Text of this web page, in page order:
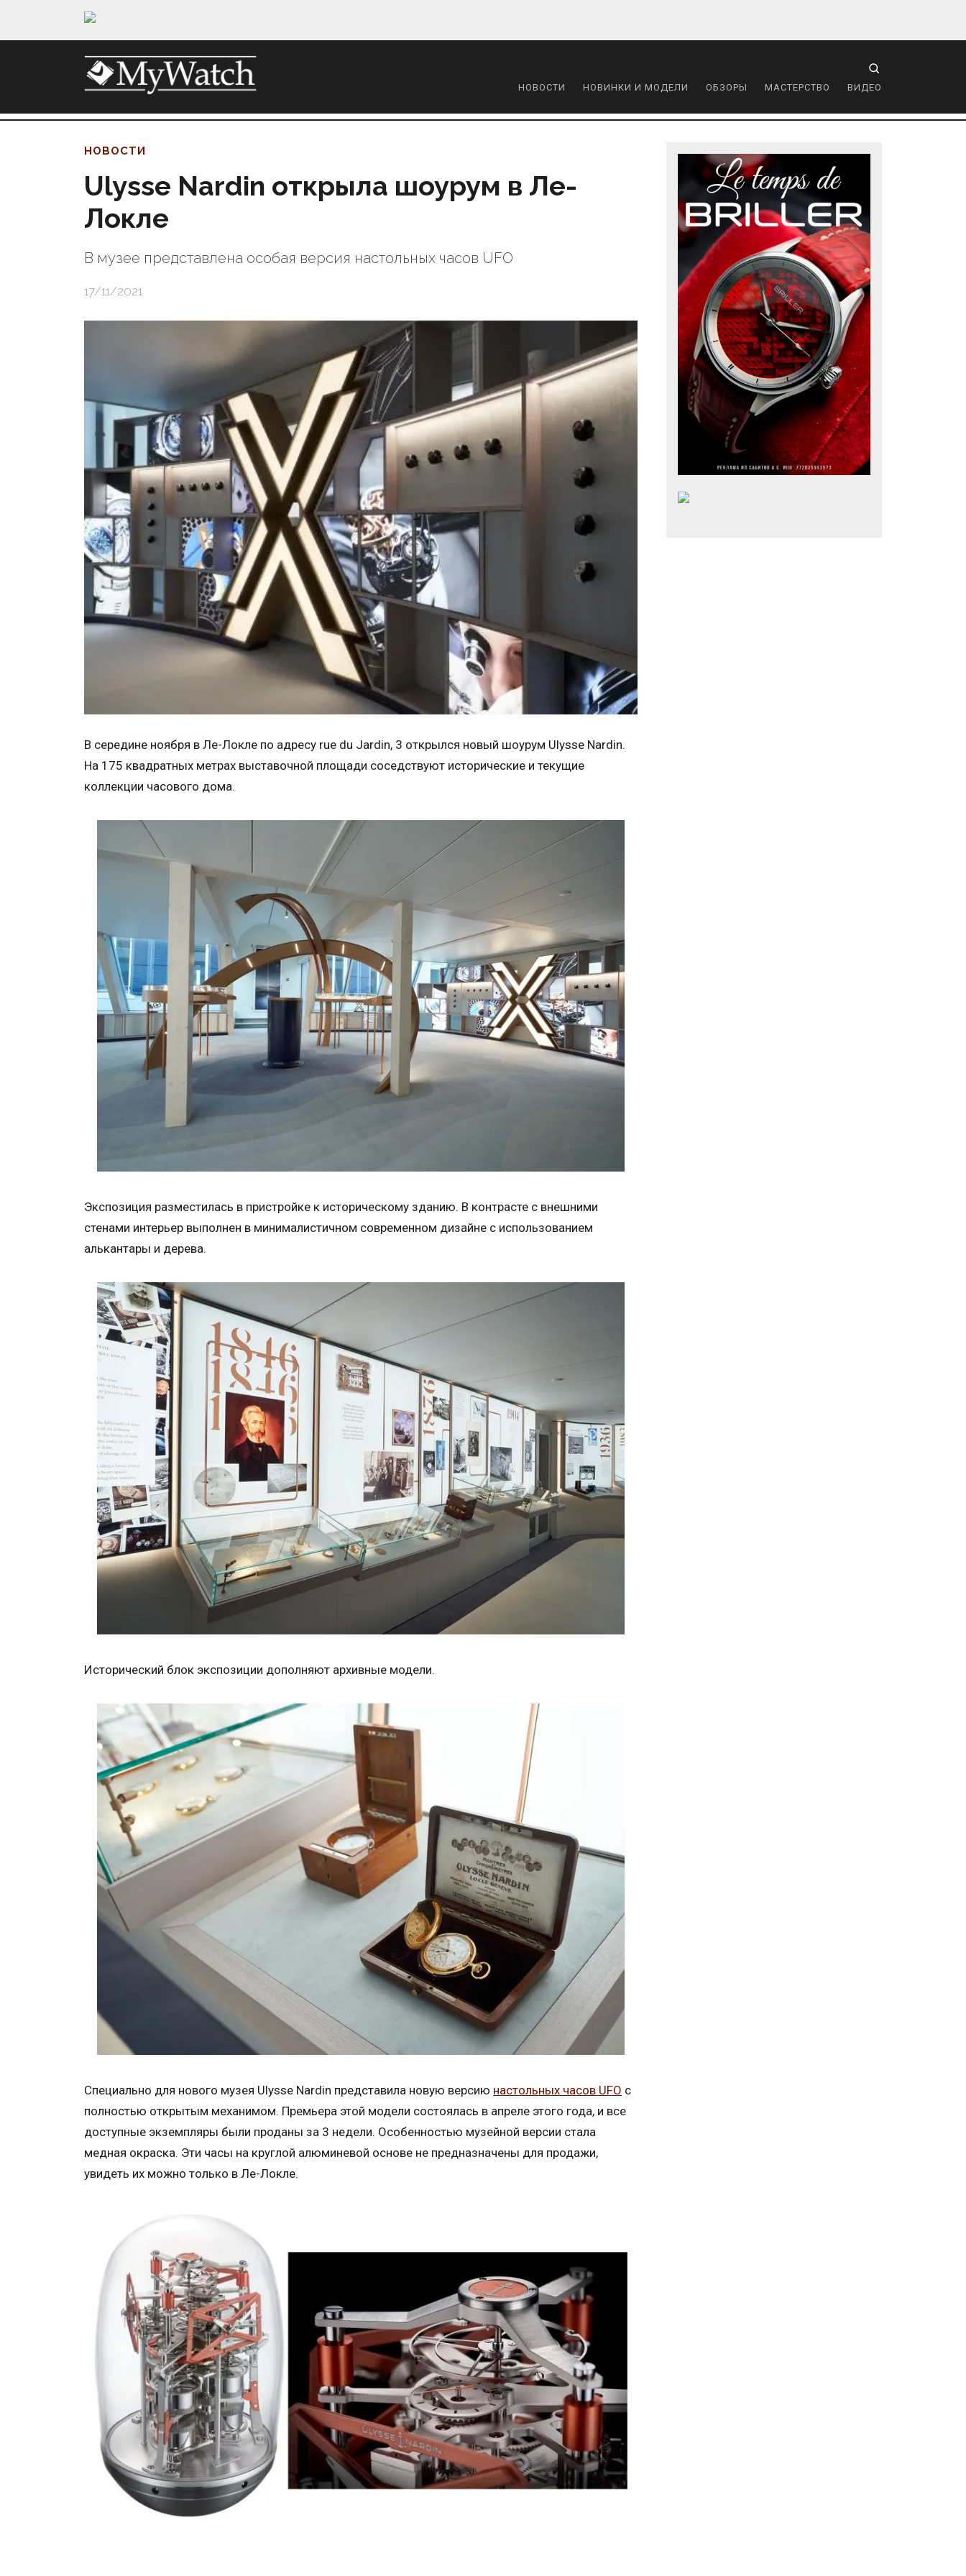
НОВОСТИ НОВИНКИ И МОДЕЛИ ОБЗОРЫ МАСТЕРСТВО ВИДЕО
НОВОСТИ
Ulysse Nardin открыла шоурум в Ле-
Локле
В музее представлена особая версия настольных часов UFO
17/11/2021
В середине ноября в Ле-Локле по адресу rue du Jardin, 3 открылся новый шоурум Ulysse Nardin.
На 175 квадратных метрах выставочной площади соседствуют исторические и текущие
коллекции часового дома.
Экспозиция разместилась в пристройке к историческому зданию. В контрасте с внешними
стенами интерьер выполнен в минималистичном современном дизайне с использованием
алькантары и дерева.
Исторический блок экспозиции дополняют архивные модели.
Специально для нового музея Ulysse Nardin представила новую версию настольных часов UFO с
полностью открытым механимом. Премьера этой модели состоялась в апреле этого года, и все
доступные экземпляры были проданы за 3 недели. Особенностью музейной версии стала
медная окраска. Эти часы на круглой алюминевой основе не предназначены для продажи,
увидеть их можно только в Ле-Локле.